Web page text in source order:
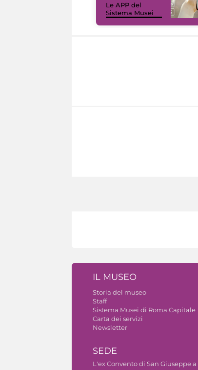
Le APP del
Sistema Musei
IL MUSEO
Storia del museo
Staff
Sistema Musei di Roma Capitale
Carta dei servizi
Newsletter
SEDE
L'ex Convento di San Giuseppe a